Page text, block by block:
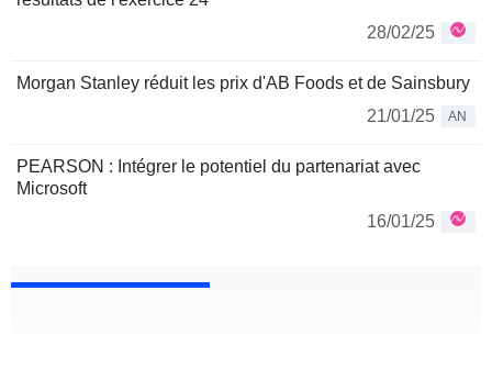
28/02/25
Morgan Stanley réduit les prix d'AB Foods et de Sainsbury
21/01/25
AN
PEARSON : Intégrer le potentiel du partenariat avec
Microsoft
16/01/25